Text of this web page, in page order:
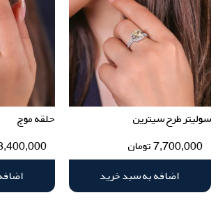
سولیتر طرح سیترین
7,700,000تومان
اضافه به سبد خرید
حلقه موج